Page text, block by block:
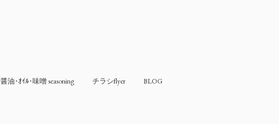
醤油･ｵｲﾙ･味噌 seasoning チラシflyer BLOG